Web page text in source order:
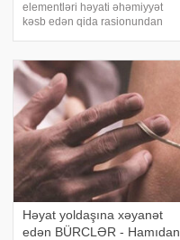
elementləri həyati əhəmiyyət
kəsb edən qida rasionundan
etməlidir, lakin hər bir bürcün
nümayəndələrinin mütləq qəbul
etməli olduğ
Həyat yoldaşına xəyanət
edən BÜRCLƏR - Hamıdan